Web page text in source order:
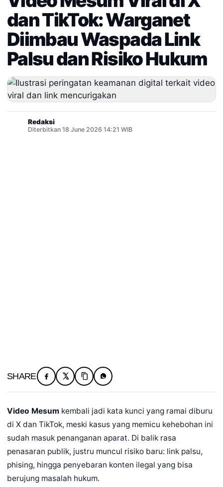
dan TikTok: Warganet
Diimbau Waspada Link
Palsu dan Risiko Hukum
Redaksi
Diterbitkan 18 June 2026 14:21 WIB
SHARE
Video Mesum kembali jadi kata kunci yang ramai diburu
di X dan TikTok, meski kasus yang memicu kehebohan ini
sudah masuk penanganan aparat. Di balik rasa
penasaran publik, justru muncul risiko baru: link palsu,
phising, hingga penyebaran konten ilegal yang bisa
berujung masalah hukum.